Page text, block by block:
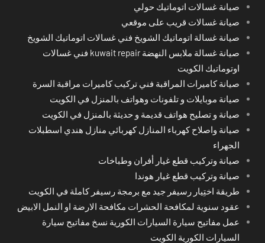
صيانة غسالات اتوماتيك حولي
صيانة غسالات قريب على موقعي
صيانة غسالة اتوماتيك الشويخ فني غسالات اتوماتيك الشويخ
صيانة غسالة ملابس النهضة kuwait repair فني غسالات
اوتوماتيك الكويت
صيانة كاميرات المراقبة فني تركيب كاميرات مراقبة السرة
صيانة موبايلات و تلفونات وهواتف بالمنزل في الكويت
صيانة و تصليح هواتف قديمة و حديثة بالمنزل في الكويت
صيانة واصلاح كهرباء المنازل كهربائي منازل هندي اسطبلات
الجهراء
صيانة وتركيب قطع غيار أفران وطباخات
صيانة وتركيب قطع غيار هوندا
طريقة اختِيار رسيفر جيد مع برمجة رسيفر كاملة في الكويت
عقود سنوية لمكافحة الحشرات مكافحة الارضة او النمل الابيض
عمل مفاتيح سيارة السيارات الكورية نسخ مفاتيح سيارة
السيارات الكورية الكويت